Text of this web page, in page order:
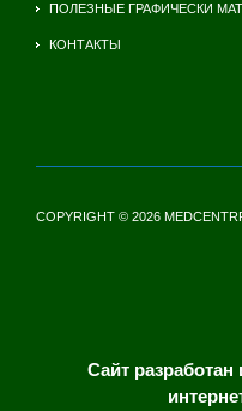
ПОЛЕЗНЫЕ ГРАФИЧЕСКИ
КОНТАКТЫ
COPYRIGHT © 2026
Сайт разработан